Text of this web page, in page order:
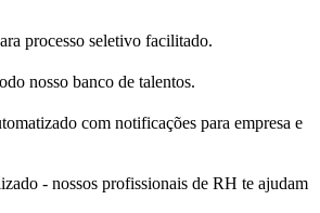
processo seletivo facilitado.
nosso banco de talentos.
com notificações para empresa e
- nossos profissionais de RH te ajudam